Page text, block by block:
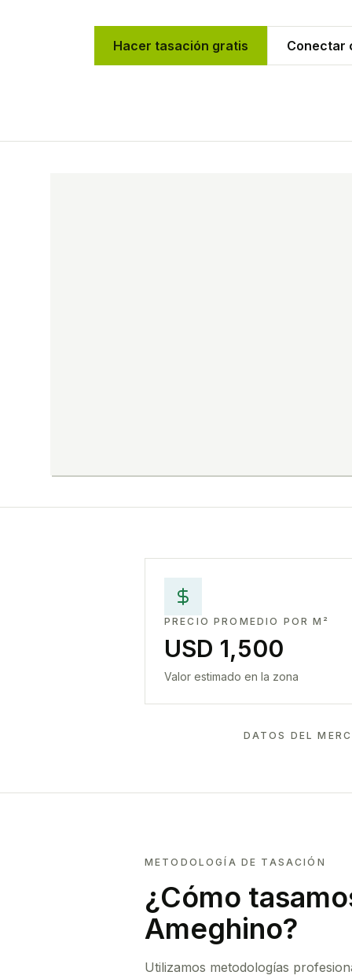
Hacer tasación gratis Conectar
PRECIO PROMEDIO POR M²
USD 1,500
Valor estimado en la zona
DATOS DEL
METODOLOGÍA DE TASACIÓN
¿Cómo
Ameghino?
Utilizamos metodologías